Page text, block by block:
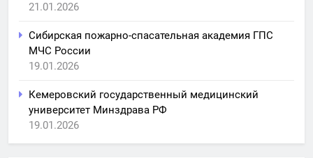
21.01.2026
Сибирская пожарно-спасательная академия ГПС
МЧС России
19.01.2026
Кемеровский государственный медицинский
университет Минздрава РФ
19.01.2026